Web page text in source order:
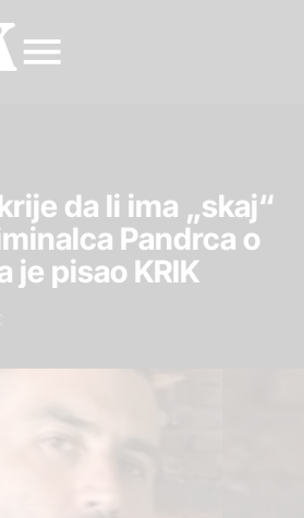
da li ima „skaj“
Pandrca o
je pisao KRIK